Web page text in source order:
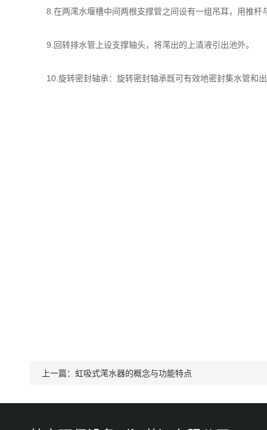
8.在两滗水堰槽中间两根支撑管之间设有一组吊耳，用推杆
9.回转排水管上设支撑轴头，将滗出的上清液引出池外。
10.旋转密封轴承：旋转密封轴承既可有效地密封集水管和出
上一篇： 虹吸式滗水器的概念与功能特点